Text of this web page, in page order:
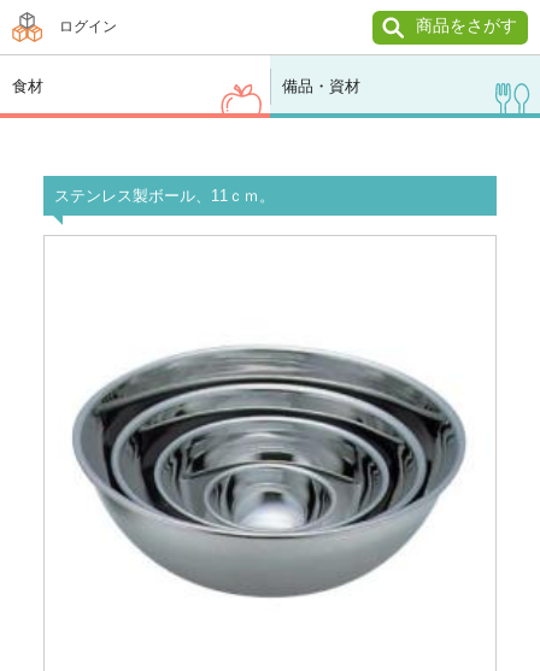
ログイン 商品をさがす
食材 備品・資材
ステンレス製ボール、11ｃｍ。